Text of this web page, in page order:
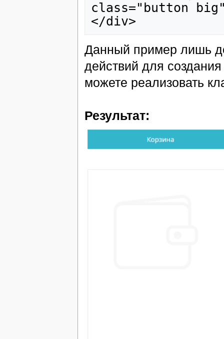
class="button
</div>
Данный пример лишь
действий для
можете реализовать
Результат: